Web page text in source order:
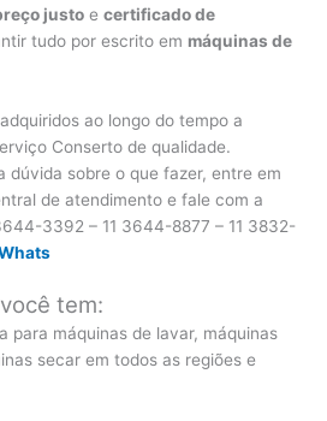
justo ecertificado de
tudo por escrito em máquinas de
ao longo do tempo a
Conserto de qualidade.
dúvida sobre o que fazer, entre em
de atendimento e fale com a
3392 – 11 3644-8877 – 11 3832-
tem:
para máquinas de lavar, máquinas
secar em todos as regiões e